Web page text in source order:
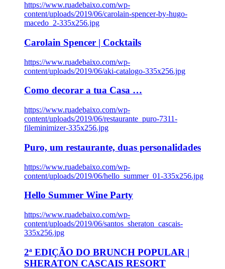
https://www.ruadebaixo.com/wp-
content/uploads/2019/06/carolain-spencer-by-hugo-
macedo_2-335x256.jpg
Carolain Spencer | Cocktails
https://www.ruadebaixo.com/wp-
content/uploads/2019/06/aki-catalogo-335x256.jpg
Como decorar a tua Casa …
https://www.ruadebaixo.com/wp-
content/uploads/2019/06/restaurante_puro-7311-
fileminimizer-335x256.jpg
Puro, um restaurante, duas personalidades
https://www.ruadebaixo.com/wp-
content/uploads/2019/06/hello_summer_01-335x256.jpg
Hello Summer Wine Party
https://www.ruadebaixo.com/wp-
content/uploads/2019/06/santos_sheraton_cascais-
335x256.jpg
2ª EDIÇÃO DO BRUNCH POPULAR |
SHERATON CASCAIS RESORT